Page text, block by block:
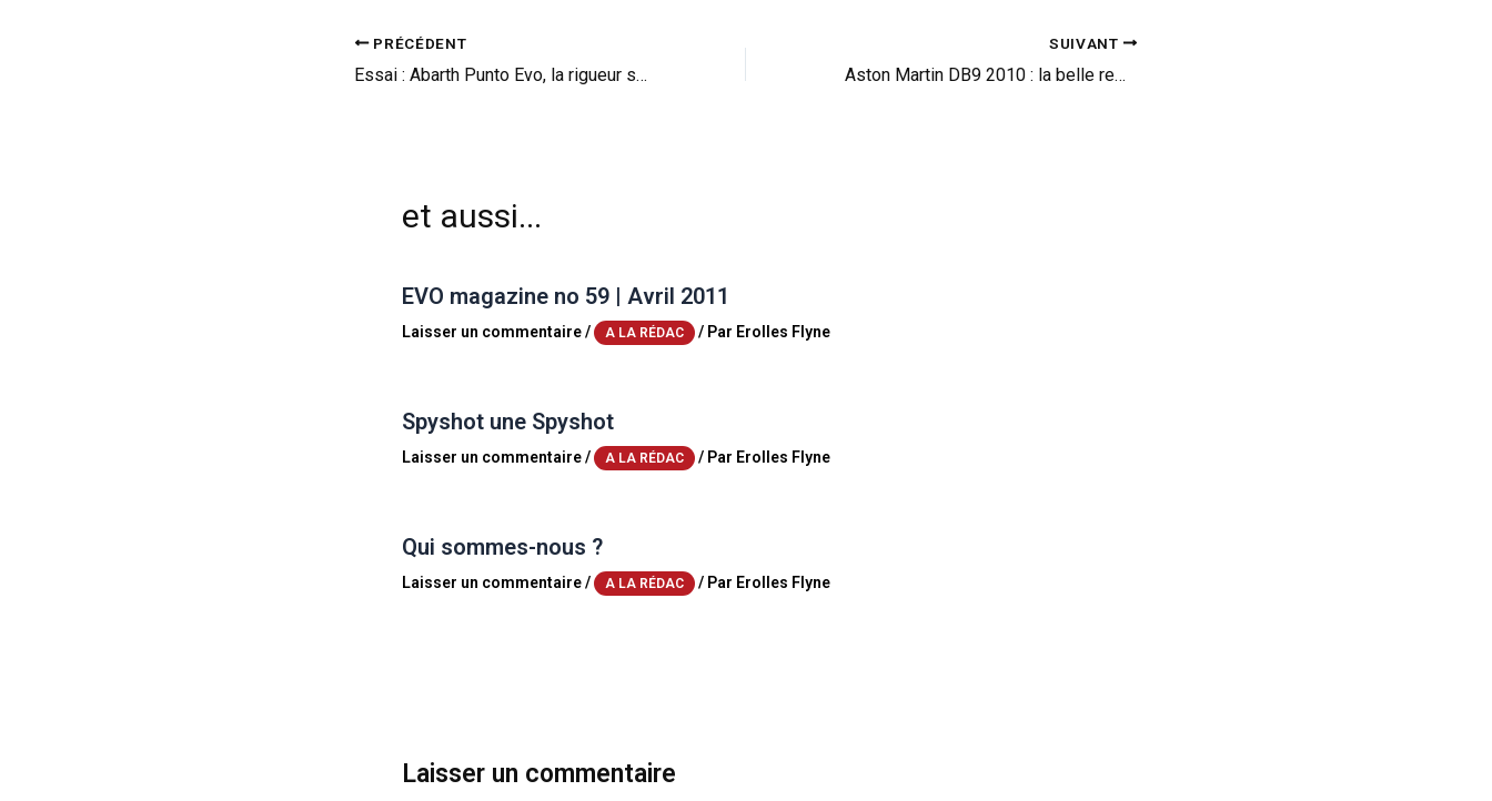
PRÉCÉDENT
Essai : Abarth Punto Evo, la rigueur sans la tristesse
SUIVANT
Aston Martin DB9 2010 : la belle remaquillée
et aussi...
EVO magazine no 59 | Avril 2011
Laisser un commentaire/ A LA RÉDAC / Par Erolles Flyne
Spyshot une Spyshot
Laisser un commentaire/ A LA RÉDAC / Par Erolles Flyne
Qui sommes-nous ?
Laisser un commentaire/ A LA RÉDAC / Par Erolles Flyne
Laisser un commentaire